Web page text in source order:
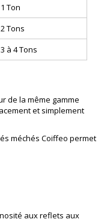
1 Ton
2 Tons
3 à 4 Tons
de la même gamme
et simplement
méchés Coiffeo permet
aux reflets aux